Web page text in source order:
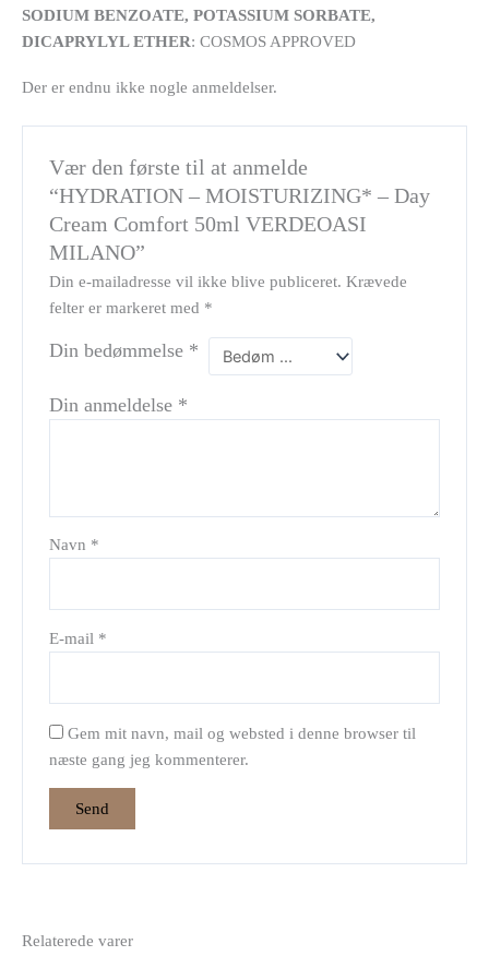
SODIUM BENZOATE, POTASSIUM SORBATE,
DICAPRYLYL ETHER: COSMOS APPROVED
Der er endnu ikke nogle anmeldelser.
Vær den første til at anmelde
“HYDRATION – MOISTURIZING* – Day
Cream Comfort 50ml VERDEOASI
MILANO”
Din e-mailadresse vil ikke blive publiceret. Krævede
felter er markeret med *
Din bedømmelse *
Din anmeldelse *
Navn *
E-mail *
Gem mit navn, mail og websted i denne browser til
næste gang jeg kommenterer.
Relaterede varer